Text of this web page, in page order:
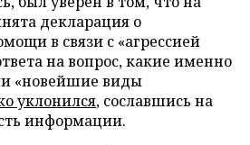
декларация о
в связи с «агрессией
на вопрос, какие именно
«новейшие виды
уклонился, сославшись на
информации.